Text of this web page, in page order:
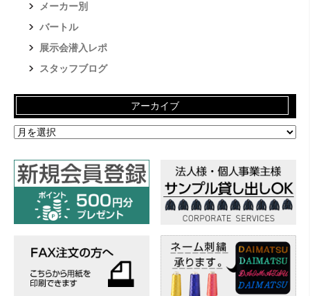
メーカー別
バートル
展示会潜入レポ
スタッフブログ
アーカイブ
ア
ー
イ
ブ